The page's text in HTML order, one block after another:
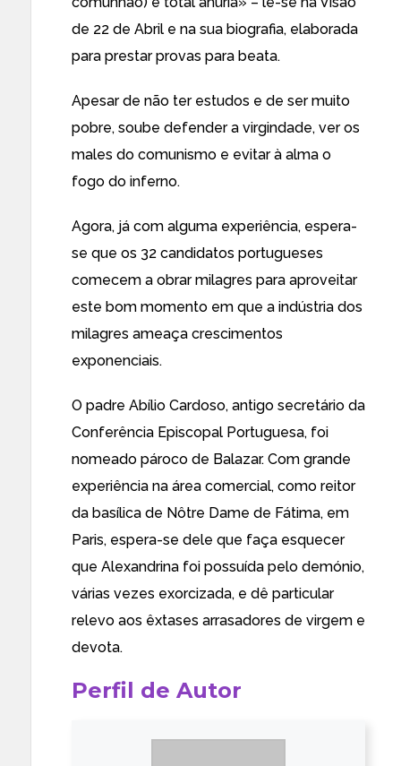
de 22 de Abril e na sua biografia, elaborada
para prestar provas para beata.
Apesar de não ter estudos e de ser muito
pobre, soube defender a virgindade, ver os
males do comunismo e evitar à alma o
fogo do inferno.
Agora, já com alguma experiência, espera-
se que os 32 candidatos portugueses
comecem a obrar milagres para aproveitar
este bom momento em que a indústria dos
milagres ameaça crescimentos
exponenciais.
O padre Abílio Cardoso, antigo secretário da
Conferência Episcopal Portuguesa, foi
nomeado pároco de Balazar. Com grande
experiência na área comercial, como reitor
da basílica de Nôtre Dame de Fátima, em
Paris, espera-se dele que faça esquecer
que Alexandrina foi possuída pelo demónio,
várias vezes exorcizada, e dê particular
relevo aos êxtases arrasadores de virgem e
devota.
Perfil de Autor